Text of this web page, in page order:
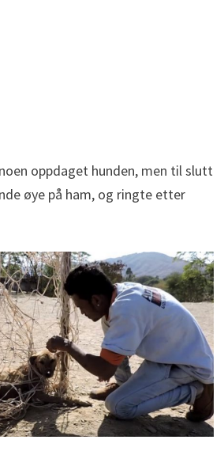
oppdaget hunden, men til slutt
øye på ham, og ringte etter